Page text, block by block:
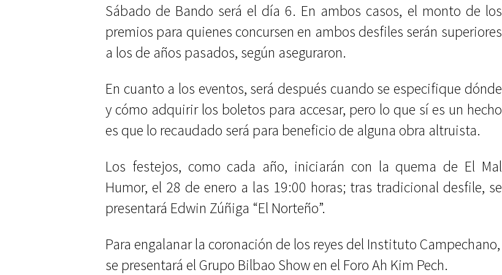
Sábado de Bando será el día 6. En ambos casos, el monto de los
premios para quienes concursen en ambos desfiles serán superiores
a los de años pasados, según aseguraron.
En cuanto a los eventos, será después cuando se especifique dónde
y cómo adquirir los boletos para accesar, pero lo que sí es un hecho
es que lo recaudado será para beneficio de alguna obra altruista.
Los festejos, como cada año, iniciarán con la quema de El Mal
Humor, el 28 de enero a las 19:00 horas; tras tradicional desfile, se
presentará Edwin Zúñiga “El Norteño”.
Para engalanar la coronación de los reyes del Instituto Campechano,
se presentará el Grupo Bilbao Show en el Foro Ah Kim Pech.